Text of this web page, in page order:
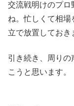
交流戦明けのプロ
ね。忙しくて相
立で放置しておき
引き続き、周りの
こうと思います。